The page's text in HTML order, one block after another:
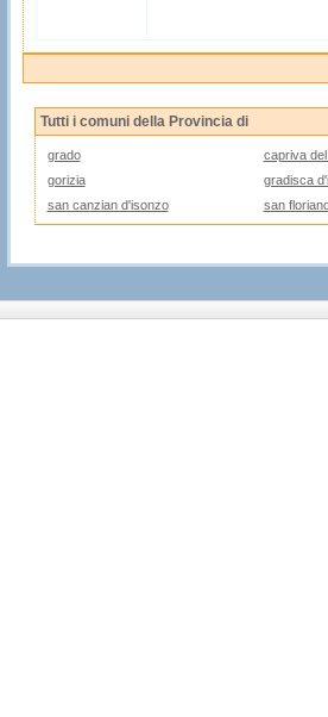
Tutti i comuni della Provincia di
grado capriva del
gorizia
gradisca
san canzian d'isonzo
san